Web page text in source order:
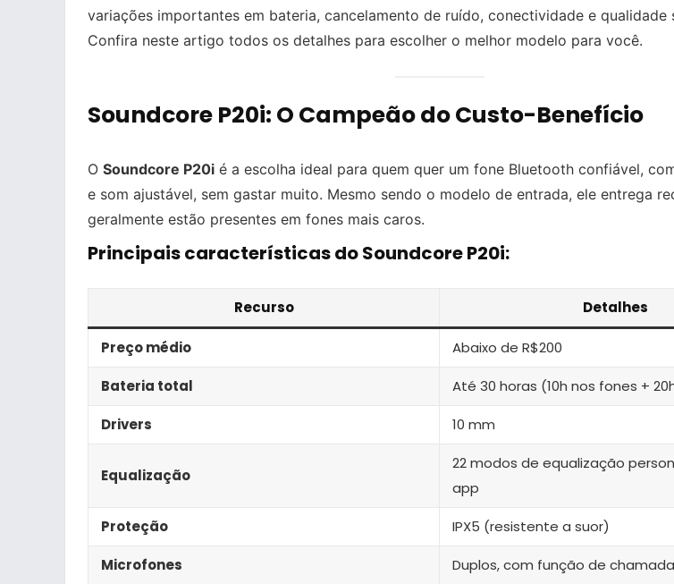
variações importantes em bateria, cancelamento de ruído, conectividade e qualidade
Confira neste artigo todos os detalhes para escolher o melhor modelo para você.
Soundcore P20i: O Campeão do Custo-Benefício
O Soundcore P20i é a escolha ideal para quem quer um fone Bluetooth confiável,
e som ajustável, sem gastar muito. Mesmo sendo o modelo de entrada, ele entrega
geralmente estão presentes em fones mais caros.
Principais características do Soundcore P20i:
Recurso Detalhes
Preço médio Abaixo de R$200
Bateria total Até 30 horas (10h nos fones +
Drivers 10 mm
Equalização
22 modos de equalização
app
Proteção IPX5 (resistente a suor)
Microfones Duplos, com função de